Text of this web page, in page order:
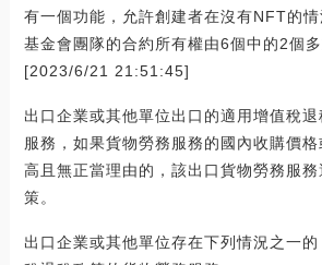
有一個功能，允許創建者在沒有NFT的
基金會團隊的合約所有權由6個中的2個多
[2023/6/21 21:51:45]
出口企業或其他單位出口的適用增值稅
服務，如果貨物勞務服務的國內收購價
高且無正當理由的，該出口貨物勞務服
策。
出口企業或其他單位存在下列情況之一